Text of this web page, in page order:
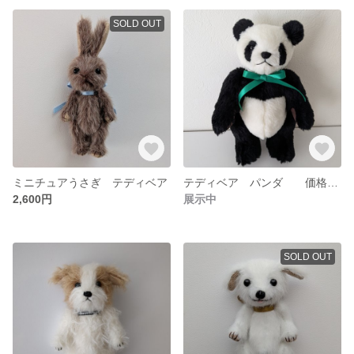
SOLD OUT
ミニチュアうさぎ テディベア
2,600円
展示中
SOLD OUT